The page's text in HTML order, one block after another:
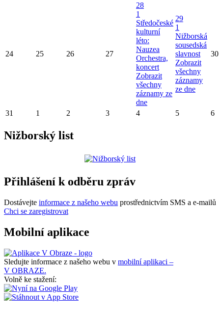
24 25 26 27
28
1
Středočeské
kulturní
léto:
Nauzea
Orchestra,
koncert
Zobrazit
všechny
záznamy ze
dne
29
1
Nižborská
sousedská
slavnost
Zobrazit
všechny
záznamy
ze dne
30
31 1 2 3 4 5 6
Nižborský list
Přihlášení k odběru zpráv
Dostávejte informace z našeho webu prostřednictvím SMS a e-mailů
Chci se zaregistrovat
Mobilní aplikace
Sledujte informace z našeho webu v mobilní aplikaci –
V OBRAZE.
Volně ke stažení: